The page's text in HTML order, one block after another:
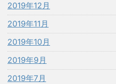
2019年12月
2019年11月
2019年10月
2019年9月
2019年7月